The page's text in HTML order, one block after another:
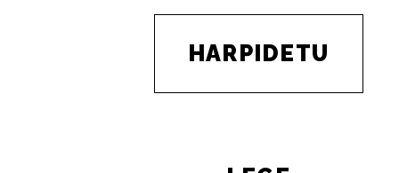
HARPIDETU